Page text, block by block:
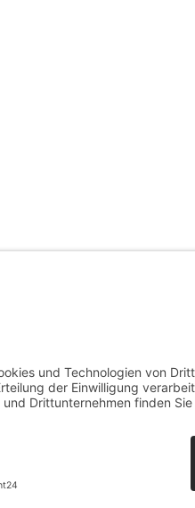
& Wegebahnen